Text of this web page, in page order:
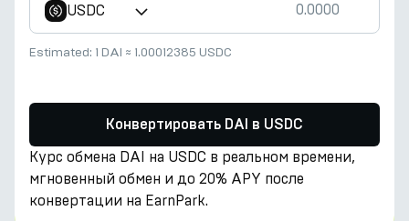
USDC
Estimated: 1 DAI ≈ 1.00012385 USDC
Конвертировать DAI в USDC
Курс обмена DAI на USDC в реальном времени,
мгновенный обмен и до 20% APY после
конвертации на EarnPark.